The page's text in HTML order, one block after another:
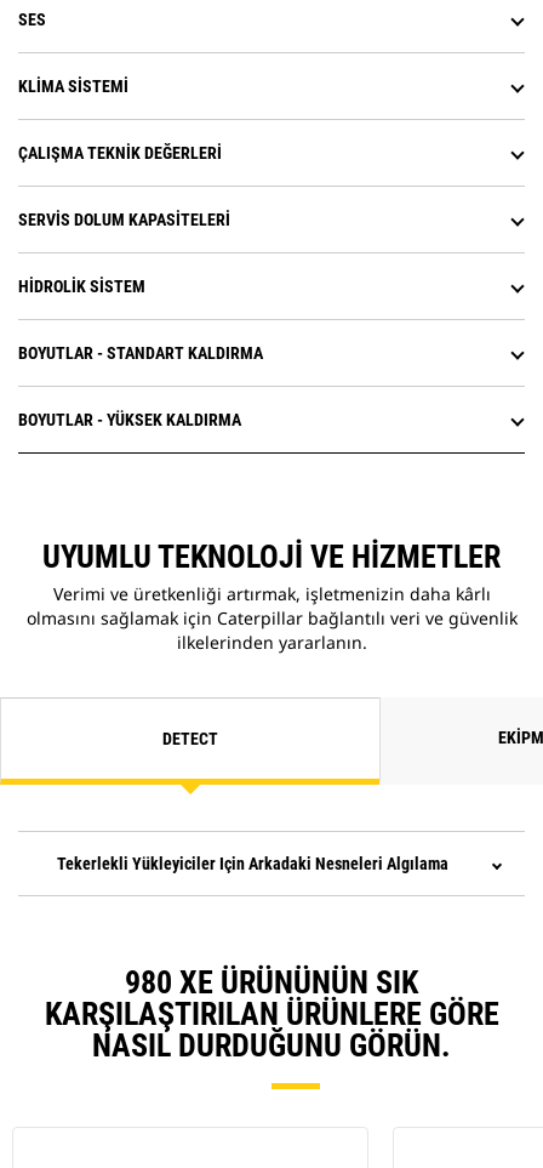
tabanlı bir yaklaşım kullanır.
yüksek dolum faktörleri ve daha iyi
malzeme tutumu sağlar.
çalışma saatlerini ve yakıt
akümülatör sistemi, geniş bir yük
sağlar.
Opsiyonel sınırlı kayan
diferansiyeller çekişi artırır ve
kumun taşınması için daha yüksek
yük kapasitesi sunar.*
Fusion™ Hızlı Ataşman Değiştirici
sayesinde kabinden ayrılmadan
kolayca ataşman değiştirilebilir ve
böylece makine bir görevden
SES
KLIMA SISTEMI
ÇALIŞMA TEKNIK DEĞERLERI
SERVIS DOLUM KAPASITELERI
HIDROLIK SISTEM
BOYUTLAR - STANDART KALDIRMA
BOYUTLAR - YÜKSEK KALDIRMA
UYUMLU TEKNOLOJI VE HIZMETLER
Verimi ve üretkenliği artırmak, işletmenizin daha kârlı
olmasını sağlamak için Caterpillar bağlantılı veri ve güvenlik
ilkelerinden yararlanın.
DETECT
Tekerlekli Yükleyiciler Için Arkadaki Nesneleri Algılama
980 XE ÜRÜNÜNÜN SIK
KARŞILAŞTIRILAN ÜRÜNLERE GÖRE
NASIL DURDUĞUNU GÖRÜN.